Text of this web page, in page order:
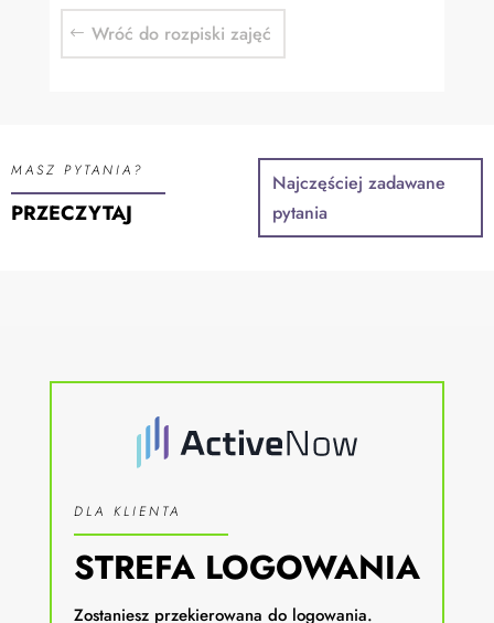
Wróć do rozpiski zajęć
MASZ PYTANIA?
PRZECZYTAJ
Najczęściej zadawane
pytania
DLA KLIENTA
STREFA LOGOWANIA
Zostaniesz przekierowana do logowania.